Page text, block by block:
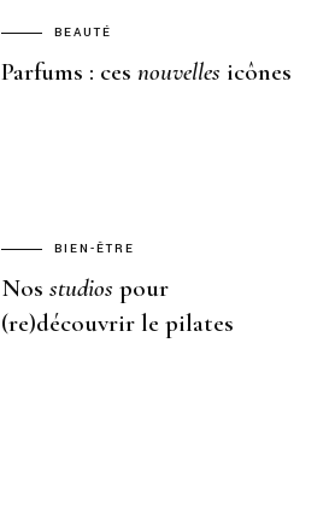
BEAUTÉ
Parfums : cesnouvelles icônes
BIEN-ÊTRE
Nosstudios pour
(re)découvrir le pilates